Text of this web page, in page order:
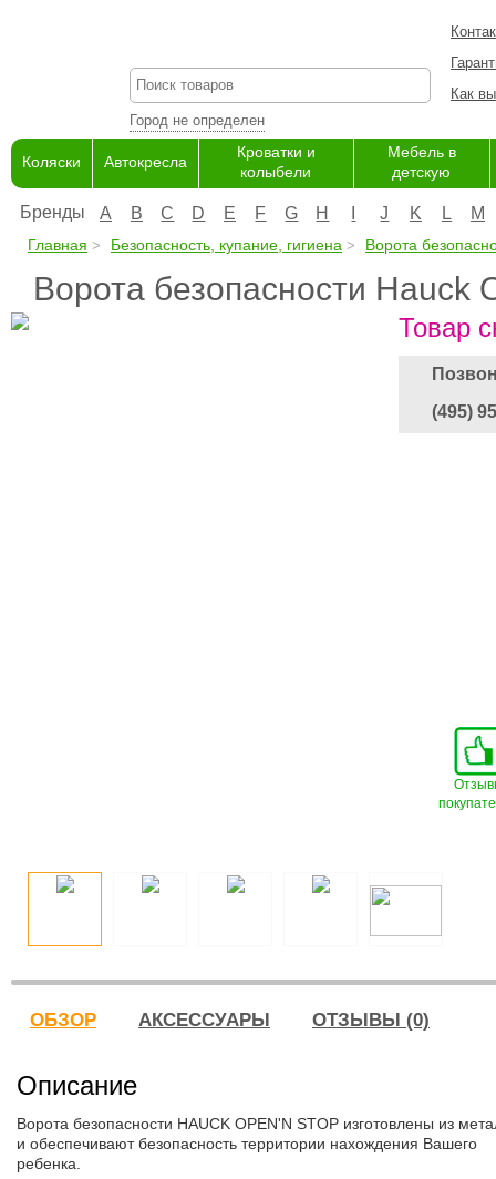
Город не определен
Как
Коляски Автокресла
Кроватки и
колыбели
Мебель в
детскую
Бренды A B C D E F G H J K L M
Главная Безопасность, купание, гигиена Ворота
Ворота безопасности Hauck
Товар
(495)
ОБЗОР АКСЕССУАРЫ ОТЗЫВЫ (0)
Описание
Ворота безопасности HAUCK OPEN'N STOP изготовлены из
и обеспечивают безопасность территории нахождения Вашего
ребенка.